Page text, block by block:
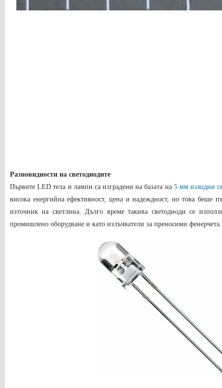
Разновидности на светодиодите
Първите LED тела и лампи са изградени на базата на 5 мм изходни
висока енергийна ефективност, цена и надеждност, но това беше
източник на светлина. Дълго време такива светодиоди се
промишлено оборудване и като излъчватели за преносими фенерчета.